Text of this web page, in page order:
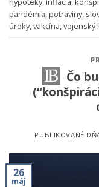
pandémia,potraviny,
úroky,vakcína,vojenský
Čo
PUBLIKOVANÉ
26
máj